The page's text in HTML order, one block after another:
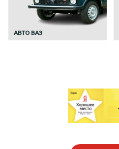
АВТО ВАЗ